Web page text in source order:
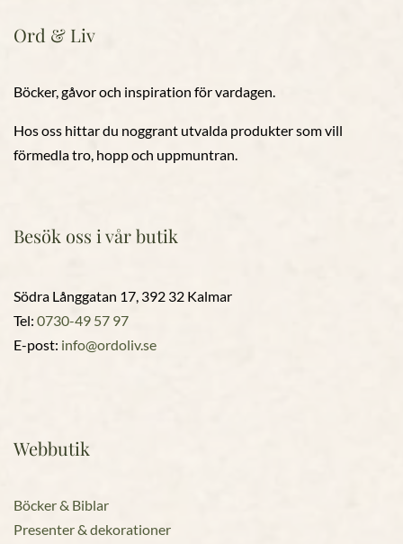
Ord & Liv
Böcker, gåvor och inspiration för vardagen.
Hos oss hittar du noggrant utvalda produkter som vill
förmedla tro, hopp och uppmuntran.
Besök oss i vår butik
Södra Långgatan 17, 392 32 Kalmar
Tel: 0730-49 57 97
E-post: info@ordoliv.se
Webbutik
Böcker & Biblar
Presenter & dekorationer